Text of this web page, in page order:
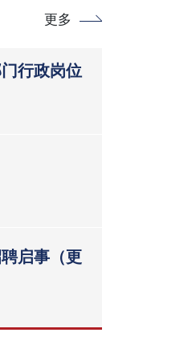
更多
行政岗位
启事（更